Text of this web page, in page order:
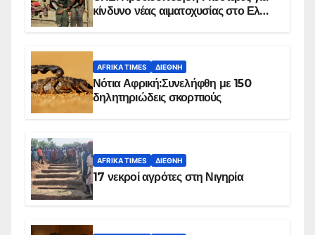
κίνδυνο νέας αιματοχυσίας στο Ελ
AFRIKA TIMES ΔΙΕΘΝΉ
Νότια Αφρική:Συνελήφθη με 150
δηλητηριώδεις σκορπιούς
AFRIKA TIMES ΔΙΕΘΝΉ
17 νεκροί αγρότες στη Νιγηρία